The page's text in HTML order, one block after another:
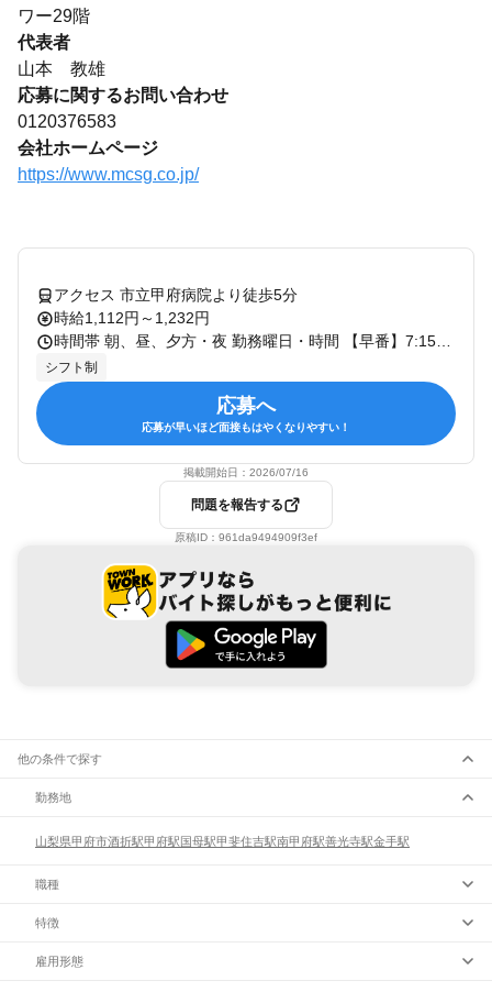
ワー29階
代表者
山本 教雄
応募に関するお問い合わせ
0120376583
会社ホームページ
https://www.mcsg.co.jp/
アクセス 市立甲府病院より徒歩5分
時給1,112円～1,232円
シフト制
応募へ
応募が早いほど面接もはやくなりやすい！
掲載開始日： 2026/07/16
問題を報告する
原稿ID： 961da9494909f3ef
他の条件で探す
勤務地
山梨県甲府市酒折駅甲府駅 国母駅甲斐住吉駅南甲府駅善光寺駅金手駅
職種
特徴
雇用形態